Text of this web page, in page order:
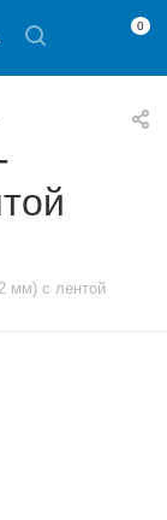
0
мм) с лентой